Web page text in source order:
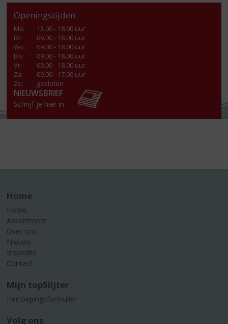
Openingstijden
Ma:
13.00 - 18.00 uur
Di:
09.00 - 18.00 uur
Wo:
09.00 - 18.00 uur
Do:
09.00 - 18.00 uur
Vr:
09.00 - 18.00 uur
Za:
09.00 - 17.00 uur
Zo:
gesloten
NIEUWSBRIEF
Schrijf je hier in
Home
Home
Assortiment
Over ons
Nieuws
Inspiratie
Contact
Mijn topSlijter
Herroepingsformulier
Volg ons